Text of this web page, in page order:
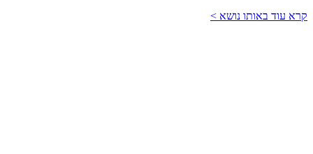
קרא עוד באותו נושא >